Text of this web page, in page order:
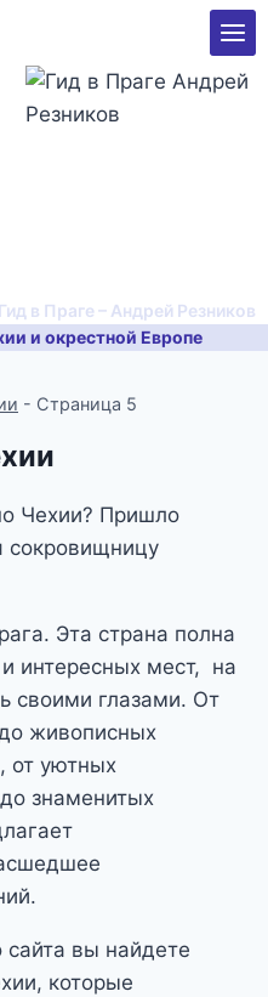
Гид в Праге – Андрей Резников
и окрестной Европе
- Страница 5
Чехии? Пришло
сокровищницу
Эта страна полна
интересных мест, на
своими глазами. От
живописных
от уютных
знаменитых
сайта вы найдете
которые